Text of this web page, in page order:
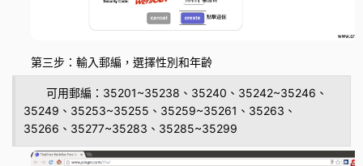
第三步：輸入郵編，選擇性別和年齡
可用郵編：35201~35238、35240、35242~35246、
35249、35253~35255、35259~35261、35263、
35266、35277~35283、35285~35299